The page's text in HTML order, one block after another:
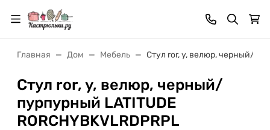
Главная Дом Мебель Стул ror, y, велюр, черный/
Стул ror, y, велюр, черный/
пурпурный LATITUDE
RORCHYBKVLRDPRPL